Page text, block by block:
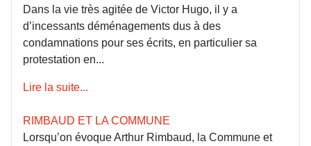
Dans la vie très agitée de Victor Hugo, il y a
d’incessants déménagements dus à des
condamnations pour ses écrits, en particulier sa
protestation en...
Lire la suite...
RIMBAUD ET LA COMMUNE
Lorsqu’on évoque Arthur Rimbaud, la Commune et